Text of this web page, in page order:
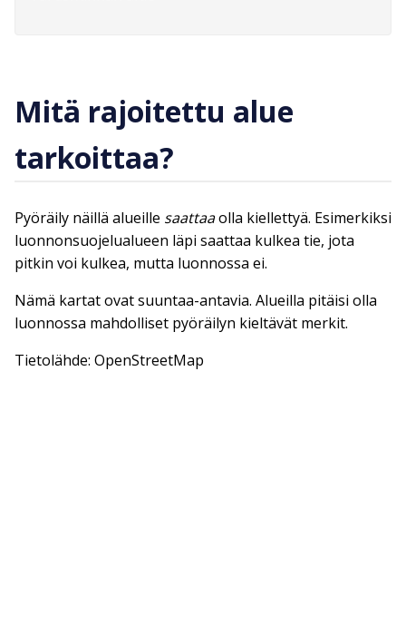
Mitä rajoitettu alue
tarkoittaa?
Pyöräily näillä alueille saattaaolla kiellettyä. Esimerkiksi
luonnonsuojelualueen läpi saattaa kulkea tie, jota
pitkin voi kulkea, mutta luonnossa ei.
Nämä kartat ovat suuntaa-antavia. Alueilla pitäisi olla
luonnossa mahdolliset pyöräilyn kieltävät merkit.
Tietolähde: OpenStreetMap